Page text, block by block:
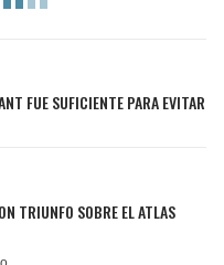
FUE SUFICIENTE PARA EVITAR
TRIUNFO SOBRE EL ATLAS